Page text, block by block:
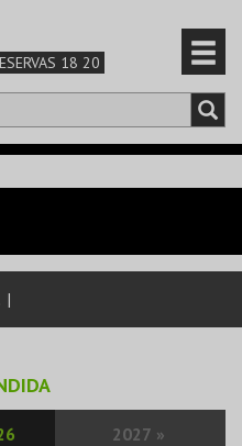
18 20
|
2027 »